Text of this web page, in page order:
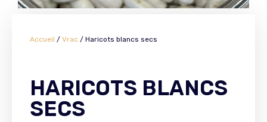
Accueil / Vrac / Haricots blancs secs
HARICOTS BLANCS
SECS